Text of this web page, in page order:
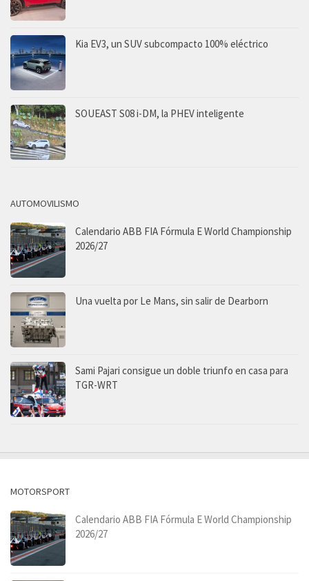
Kia EV3, un SUV subcompacto 100% eléctrico
SOUEAST S08 i-DM, la PHEV inteligente
AUTOMOVILISMO
Calendario ABB FIA Fórmula E World Championship
2026/27
Una vuelta por Le Mans, sin salir de Dearborn
Sami Pajari consigue un doble triunfo en casa para
TGR-WRT
MOTORSPORT
Calendario ABB FIA Fórmula E World Championship
2026/27